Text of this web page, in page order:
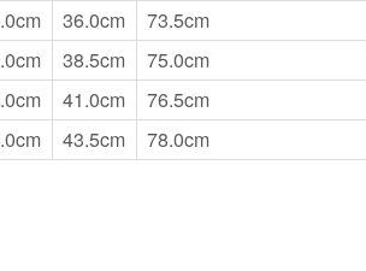
36.0cm
73.5cm
38.5cm
75.0cm
41.0cm
76.5cm
43.5cm 78.0cm